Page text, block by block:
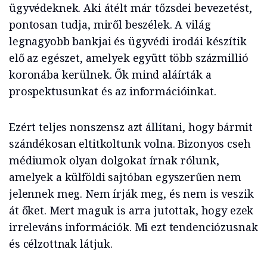
ügyvédeknek. Aki átélt már tőzsdei bevezetést,
pontosan tudja, miről beszélek. A világ
legnagyobb bankjai és ügyvédi irodái készítik
elő az egészet, amelyek együtt több százmillió
koronába kerülnek. Ők mind aláírták a
prospektusunkat és az információinkat.
Ezért teljes nonszensz azt állítani, hogy bármit
szándékosan eltitkoltunk volna. Bizonyos cseh
médiumok olyan dolgokat írnak rólunk,
amelyek a külföldi sajtóban egyszerűen nem
jelennek meg. Nem írják meg, és nem is veszik
át őket. Mert maguk is arra jutottak, hogy ezek
irreleváns információk. Mi ezt tendenciózusnak
és célzottnak látjuk.